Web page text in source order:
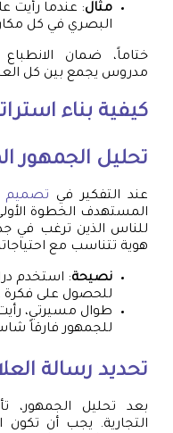
مثال: عندما رأيت
البصري في كل
ختاماً، ضمان
مدروس يجمع بين كل
كيفية بناء
تحليل الجمهور
عند التفكير في تصميم
المستهدف الخطوة
للناس الذين ترغب في
هوية تتناسب مع
نصيحة: استخدم
للحصول على
طوال مسيرتي،
للجمهور فارقاً
تحديد رسالة
بعد تحليل الجمهور،
التجارية. يجب أن